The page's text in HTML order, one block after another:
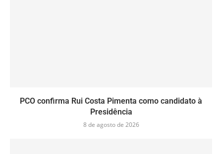
PCO confirma Rui Costa Pimenta como candidato à
Presidência
8 de agosto de 2026